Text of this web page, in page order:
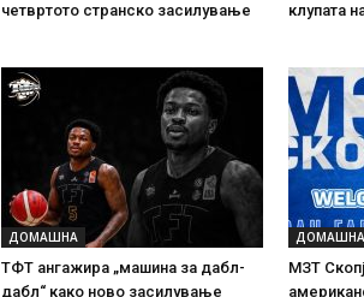
четвртото странско засилување
клупата
ДОМАШНА
ТФТ ангажира „машина за дабл-
дабл“ како ново засилување
ДОМАШНА
МЗТ